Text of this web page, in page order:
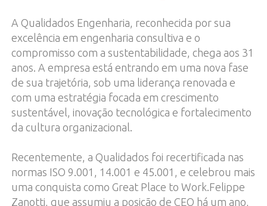
A Qualidados Engenharia, reconhecida por sua
excelência em engenharia consultiva e o
compromisso com a sustentabilidade, chega aos 31
anos. A empresa está entrando em uma nova fase
de sua trajetória, sob uma liderança renovada e
com uma estratégia focada em crescimento
sustentável, inovação tecnológica e fortalecimento
da cultura organizacional.
Recentemente, a Qualidados foi recertificada nas
normas ISO 9.001, 14.001 e 45.001, e celebrou mais
uma conquista como Great Place to Work.Felippe
Zanotti, que assumiu a posição de CEO há um ano,